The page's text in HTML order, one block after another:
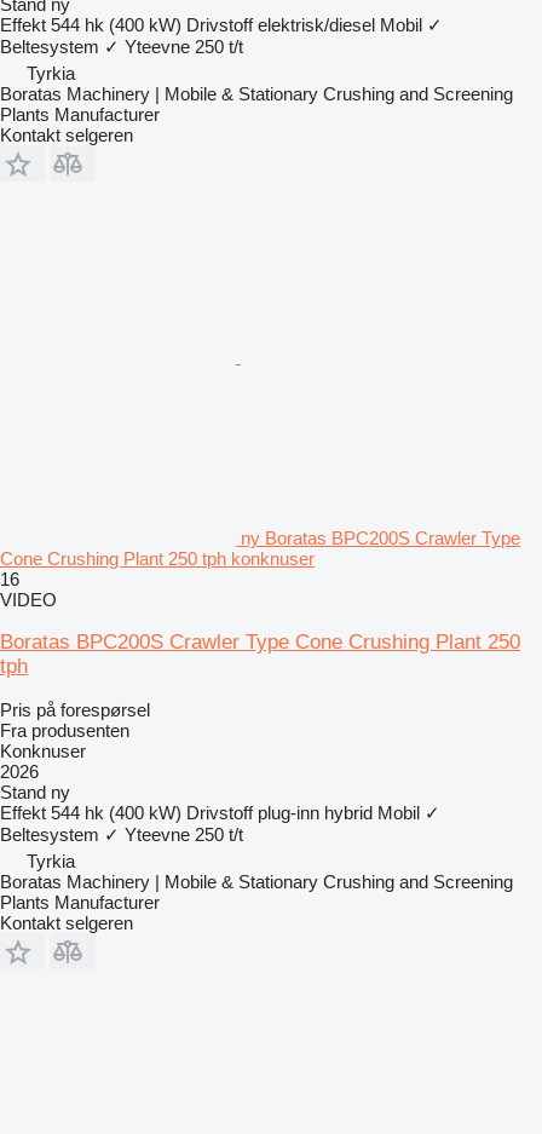
Stand ny
Effekt 544 hk (400 kW) Drivstoff elektrisk/diesel Mobil ✓
Beltesystem ✓ Yteevne 250 t/t
Tyrkia
Boratas Machinery | Mobile & Stationary Crushing and Screening
Plants Manufacturer
Kontakt selgeren
ny Boratas BPC200S Crawler Type
Cone Crushing Plant 250 tph konknuser
16
VIDEO
Boratas BPC200S Crawler Type Cone Crushing Plant 250
tph
Pris på forespørsel
Fra produsenten
Konknuser
2026
Stand ny
Effekt 544 hk (400 kW) Drivstoff plug-inn hybrid Mobil ✓
Beltesystem ✓ Yteevne 250 t/t
Tyrkia
Boratas Machinery | Mobile & Stationary Crushing and Screening
Plants Manufacturer
Kontakt selgeren